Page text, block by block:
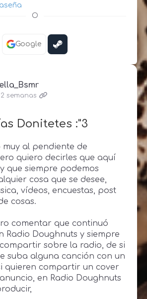
O
Google
semanas
Donitetes :"3
muy al pendiente de
quiero decirles que aquí
que siempre podemos
cosa que se desee,
vídeos, encuestas, post
cosas.
comentar que continuó
Radio Doughnuts y siempre
sobre la radio, de si
suba alguna canción con un
quieren compartir un cover
en Radio Doughnuts